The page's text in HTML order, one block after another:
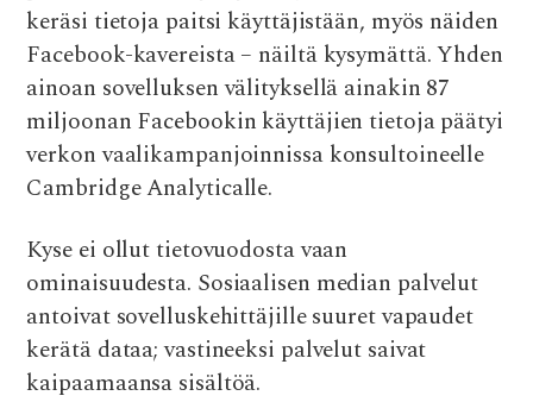
o
o
k
r A
p
p
t
keräsi tietoja paitsi käyttäjistään, myös näiden
Facebook-kavereista – näiltä kysymättä. Yhden
ainoan sovelluksen välityksellä ainakin 87
miljoonan Facebookin käyttäjien tietoja päätyi
verkon vaalikampanjoinnissa konsultoineelle
Cambridge Analyticalle.
Kyse ei ollut tietovuodosta vaan
ominaisuudesta. Sosiaalisen median palvelut
antoivat sovelluskehittäjille suuret vapaudet
kerätä dataa; vastineeksi palvelut saivat
kaipaamaansa sisältöä.